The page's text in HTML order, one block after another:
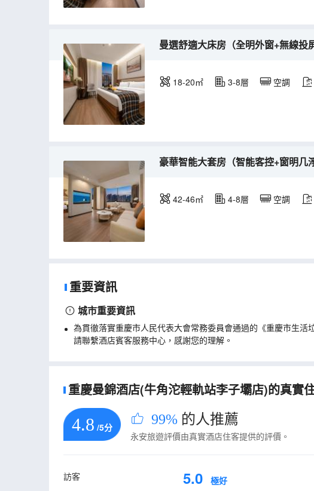
曼選舒適大床房（全明外窗+無線投
18-20㎡ 3-8層 空調
豪華智能大套房（智能客控+窗明几
42-46㎡ 4-8層 空調
重要資訊
城市重要資訊
為貫徹落實重慶市人民代表大會常務委員會通過的《重慶市生活
請聯繫酒店賓客服務中心，感謝您的理解。
重慶曼錦酒店(牛角沱輕軌站李子壩店)的真實
4.8 /5分 99% 的人推薦
永安旅遊評價由真實酒店住客提供的評價。
訪客
5.0 極好